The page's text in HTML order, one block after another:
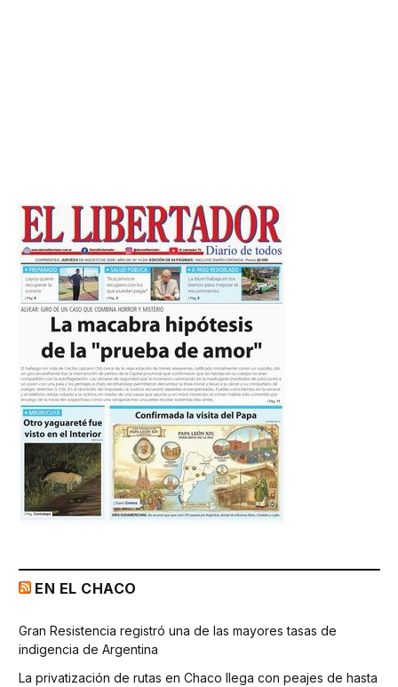
EN EL CHACO
Gran Resistencia registró una de las mayores tasas de
indigencia de Argentina
La privatización de rutas en Chaco llega con peajes de hasta